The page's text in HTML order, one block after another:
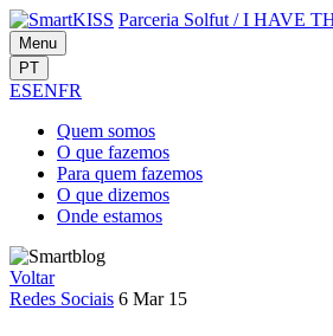
Parceria Solfut /I HAVE
Menu
PT
ESENFR
Quem somos
O que fazemos
Para quem fazemos
O que dizemos
Onde estamos
Voltar
Redes Sociais 6 Mar 15